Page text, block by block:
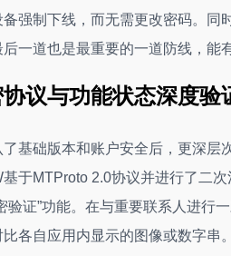
强制下线，而无需更改密码。同
一道也是最重要的一道防线，能
议与功能状态深度验
了基础版本和账户安全后，更深
基于MTProto 2.0协议并进行了二
验证”功能。在与重要联系人进行
比各自应用内显示的图像或数字串